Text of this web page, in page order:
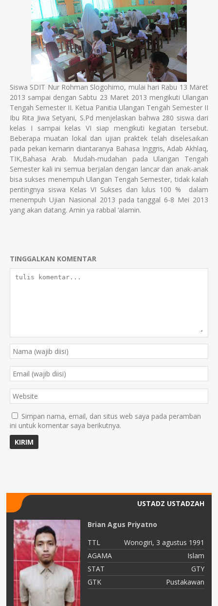
Siswa SDIT Nur Rohman Slogohimo, mulai hari Rabu 13 Maret
2013 sampai dengan Sabtu 23 Maret 2013 mengikuti Ulangan
Tengah Semester II. Ketua Panitia Ulangan Tengah Semester II
Ibu Rita Jiwa Setyani, S.Pd menjelaskan bahwa 280 siswa dari
kelas I sampai kelas VI siap mengikuti kegiatan tersebut.
Beberapa muatan lokal dan ujian praktek telah diselesaikan
pada pekan kemarin diantaranya Bahasa Inggris, Adab Akhlaq,
TIK,Bahasa Arab. Mudah-mudahan pada Ulangan Tengah
Semester kali ini semua berjalan dengan lancar dan anak-anak
bisa sukses menempuh Ulangan Tengah Semester, tidak kalah
pentingnya siswa Kelas VI Sukses dan lulus 100 % dalam
menempuh Ujian Nasional 2013 pada tanggal 6-8 Mei 2013
yang akan datang. Amin ya rabbal ‘alamin.
TINGGALKAN KOMENTAR
Simpan nama, email, dan situs web saya pada peramban
ini untuk komentar saya berikutnya.
USTADZ USTADZAH
Brian Agus Priyatno
TTL
Wonogiri, 3 agustus 1991
AGAMA
Islam
STAT
GTY
GTK
Pustakawan